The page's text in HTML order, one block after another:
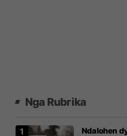
Nga Rubrika
Ndalohen